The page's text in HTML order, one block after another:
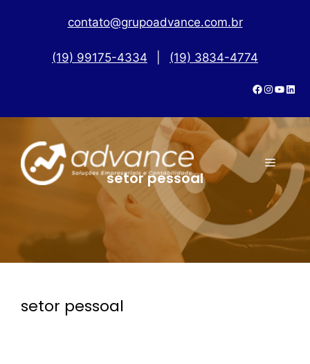
contato@grupoadvance.com.br
(19) 99175-4334 (19) 3834-4774
setor pessoal
setor pessoal